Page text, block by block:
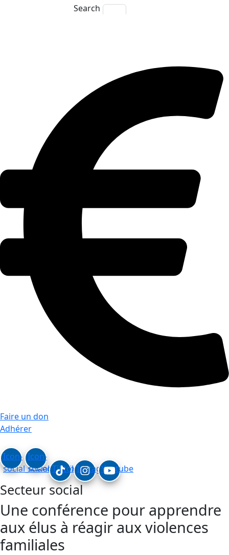
Faire un don
Adhérer
Icon-
social_linkedin
Icon-
social_facebook
TiktokInstagramYoutube
Search
Secteur social
Une conférence pour apprendre
aux élus à réagir aux violences
familiales